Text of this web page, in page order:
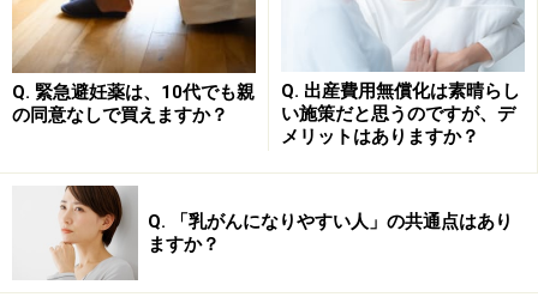
1～1.5％も筋力が低下してしまうのです。つまり「寝た
きり1日は、一つ年をとる」と言い換えることもできる
でしょう。
動かないことの対極にあるのは「こまめに動く」ことで
すから、本格的なエクササイズではなくても効果の高さ
が期待できることが予想できますよね。
Q. 緊急避妊薬は、10代でも親
の同意なしで買えますか？
Q. 出産費用無償化は素晴らし
い施策だと思うのですが、デ
メリットはありますか？
Q. 「乳がんになりやすい人」の共通点はあり
ますか？